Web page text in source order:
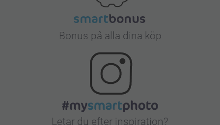
Bonus på alla dina köp
Letar du efter inspiration?